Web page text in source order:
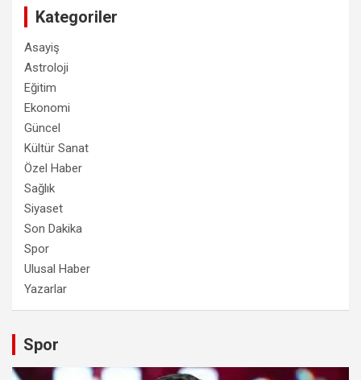
Kategoriler
Asayiş
Astroloji
Eğitim
Ekonomi
Güncel
Kültür Sanat
Özel Haber
Sağlık
Siyaset
Son Dakika
Spor
Ulusal Haber
Yazarlar
Spor